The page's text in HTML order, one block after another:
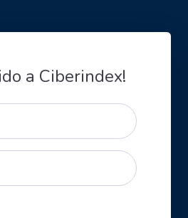
a Ciberindex!